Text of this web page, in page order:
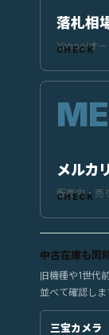
落札相
Yahoo!オ
メルカ
販売中・売
中古在庫も同
旧機種や1世代
並べて確認しま
三宝カメラ